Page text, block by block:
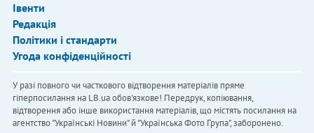
Івенти
Редакція
Політики і стандарти
Угода конфіденційності
У разі повного чи часткового відтворення матеріалів пряме
гіперпосилання на LB.ua обов'язкове! Передрук, копіювання,
відтворення або інше використання матеріалів, що містять посилання на
агентство "Українськi Новини" й "Українська Фото Група", заборонено.